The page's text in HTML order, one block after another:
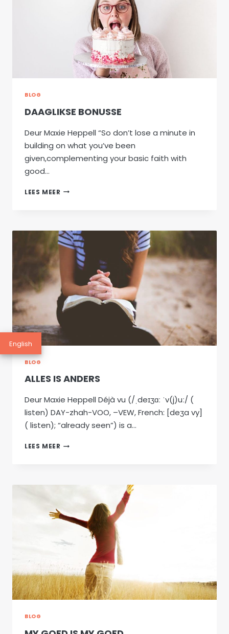
BLOG
DAAGLIKSE BONUSSE
Deur Maxie Heppell “So don’t lose a minute in
building on what you’ve been
given,complementing your basic faith with
good…
LEES MEER DAAGLIKSE
BLOG
ALLES IS ANDERS
Deur Maxie Heppell Déjà vu (/ˌdeɪʒɑː ˈv(j)uː/ (
listen) DAY-zhah-VOO, –⁠VEW, French: [deʒa vy]
( listen); “already seen”) is a…
LEES MEER ALLES
BLOG
English